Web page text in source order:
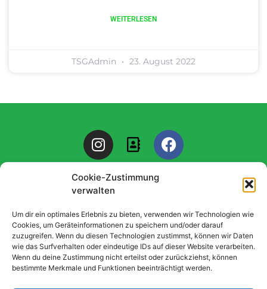
Cookie-Zustimmung
verwalten
Um dir ein optimales Erlebnis zu bieten, verwenden wir Technologien wie
Cookies, um Geräteinformationen zu speichern und/oder darauf
zuzugreifen. Wenn du diesen Technologien zustimmst, können wir Daten
wie das Surfverhalten oder eindeutige IDs auf dieser Website verarbeiten.
Wenn du deine Zustimmung nicht erteilst oder zurückziehst, können
bestimmte Merkmale und Funktionen beeinträchtigt werden.
WEITERLESEN
TSGAdmin 23. August 2022
I
n
s
t
a
g
r
a
m
A
d
d
r
s
s
-
b
o
o
F
a
c
o
o
k
Datenschutzerklärung